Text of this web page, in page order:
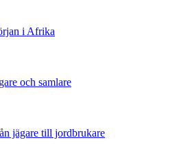
i Afrika
och samlare
jägare till jordbrukare